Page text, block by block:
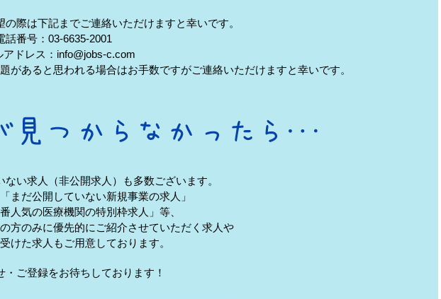
際は下記までご連絡いただけますと幸いです。
話番号：03-6635-2001
アドレス：info@jobs-c.com
あると思われる場合はお手数ですがご連絡いただけますと幸いです。
い求人（非公開求人）も多数ございます。
まだ公開していない新規事業の求人」
人気の医療機関の特別枠求人」等、
方のみに優先的にご紹介させていただく求人や
けた求人もご用意しております。
・ご登録をお待ちしております！